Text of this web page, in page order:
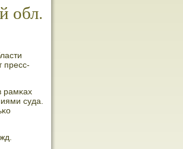
обл.
пресс-
рамκах
суда.